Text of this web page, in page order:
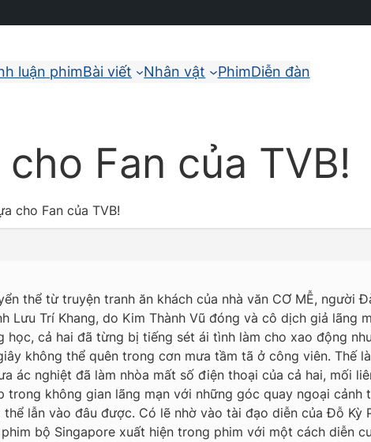
luận phimBài viết Nhân vật PhimDiễn đàn
Fan của TVB!
cho Fan của TVB!
thể từ truyện tranh ăn khách của nhà văn CƠ MỄ, người
Lưu Trí Khang, do Kim Thành Vũ đóng và cô dịch giả lãng
học, cả hai đã từng bị tiếng sét ái tình làm cho xao động
không thể quên trong cơn mưa tầm tã ở công viên. Thế
ác nghiệt đã làm nhòa mất số điện thoại của cả hai, mối
trong không gian lãng mạn với những góc quay ngoại
thể lẫn vào đâu được. Có lẽ nhờ vào tài đạo diễn của Đỗ Kỳ
bộ Singapore xuất hiện trong phim với một cách diễn